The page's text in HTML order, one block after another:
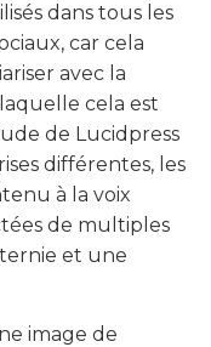
dans tous les
car cela
avec la
cela est
de Lucidpress
différentes, les
à la voix
de multiples
et une
image de